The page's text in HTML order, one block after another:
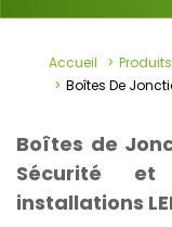
Accueil Produits
Boîtes De
Boîtes de
Sécurité
installations